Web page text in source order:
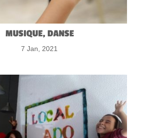
MUSIQUE, DANSE
7 Jan, 2021